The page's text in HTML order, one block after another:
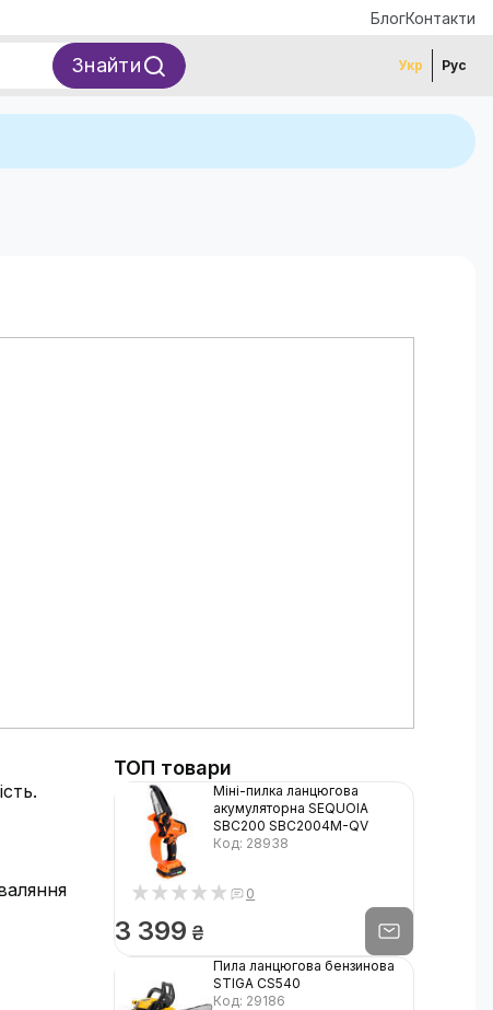
БлогКонтакти
Знайти Укр Рус
ТОП товари
Міні-пилка ланцюгова
акумуляторна SEQUOIA
SBC200 SBC2004M-QV
Код: 28938
0
3 399 ₴
Пила ланцюгова бензинова
STIGA CS540
Код: 29186